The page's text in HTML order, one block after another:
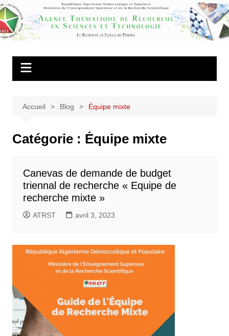
Aller
au
contenu
Agence
Thématique de
Recherche en
Accueil Blog Équipe mixte
Catégorie : Équipe mixte
Canevas de demande de budget
triennal de recherche « Equipe de
recherche mixte »
ATRST avril 3, 2023